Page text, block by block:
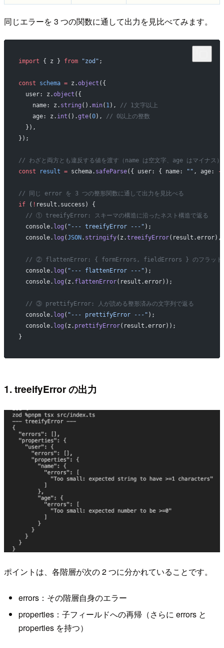
同じエラーを 3 つの関数に通して出力を見比べてみます。
import { z } from "zod" ;
const schema = z.object ({
  user: z.
object ({
    name: z.
string ().min( 1 ),
// 1文字以上
    age: z.
int ().gte(0),
// 0以上の整数
  }),
});
// わざと両方とも違反する値を渡す（name は空文字、age はマイナス）
const result = schema. safeParse({ user: { name: "" , age: -
// 同じ error を 3 つの整形関数に通して出力を見比べる
if ( ! result.success) {
  // ① treeifyError: スキーマの構造に沿ったネスト構造で返る
  console.
log ( "--- treeifyError ---" );
  console.
log (JSON. stringify(z.treeifyError
// ② flattenError: { formErrors, fieldErrors } のフラット
  console.
log ( "--- flattenError ---" );
  console.
log (z. flattenError(result.error));
  // ③ prettifyError: 人が読める整形済みの文字列で返る
  console.
log ( "--- prettifyError ---" );
  console.
log (z. prettifyError(result.error));
}
1. treeifyError の出力
ポイントは、各階層が次の 2 つに分かれていることです。
errors：その階層自身のエラー
properties：子フィールドへの再帰（さらに errors と
properties を持つ）